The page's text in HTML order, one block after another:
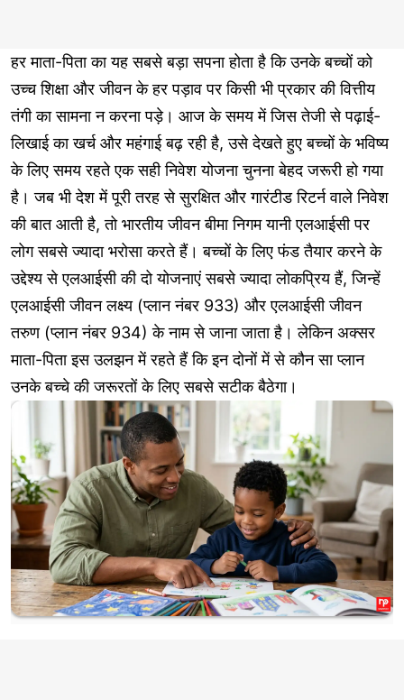
हर माता-पिता का यह सबसे बड़ा सपना होता है कि उनके बच्चों को
उच्च शिक्षा और जीवन के हर पड़ाव पर किसी भी प्रकार की वित्तीय
तंगी का सामना न करना पड़े। आज के समय में जिस तेजी से पढ़ाई-
लिखाई का खर्च और महंगाई बढ़ रही है, उसे देखते हुए बच्चों के भविष्य
के लिए समय रहते एक सही निवेश योजना चुनना बेहद जरूरी हो गया
है। जब भी देश में पूरी तरह से सुरक्षित और गारंटीड रिटर्न वाले निवेश
की बात आती है, तो भारतीय जीवन बीमा निगम यानी एलआईसी पर
लोग सबसे ज्यादा भरोसा करते हैं। बच्चों के लिए फंड तैयार करने के
उद्देश्य से एलआईसी की दो योजनाएं सबसे ज्यादा लोकप्रिय हैं, जिन्हें
एलआईसी जीवन लक्ष्य (प्लान नंबर 933) और एलआईसी जीवन
तरुण (प्लान नंबर 934) के नाम से जाना जाता है। लेकिन अक्सर
माता-पिता इस उलझन में रहते हैं कि इन दोनों में से कौन सा प्लान
उनके बच्चे की जरूरतों के लिए सबसे सटीक बैठेगा।